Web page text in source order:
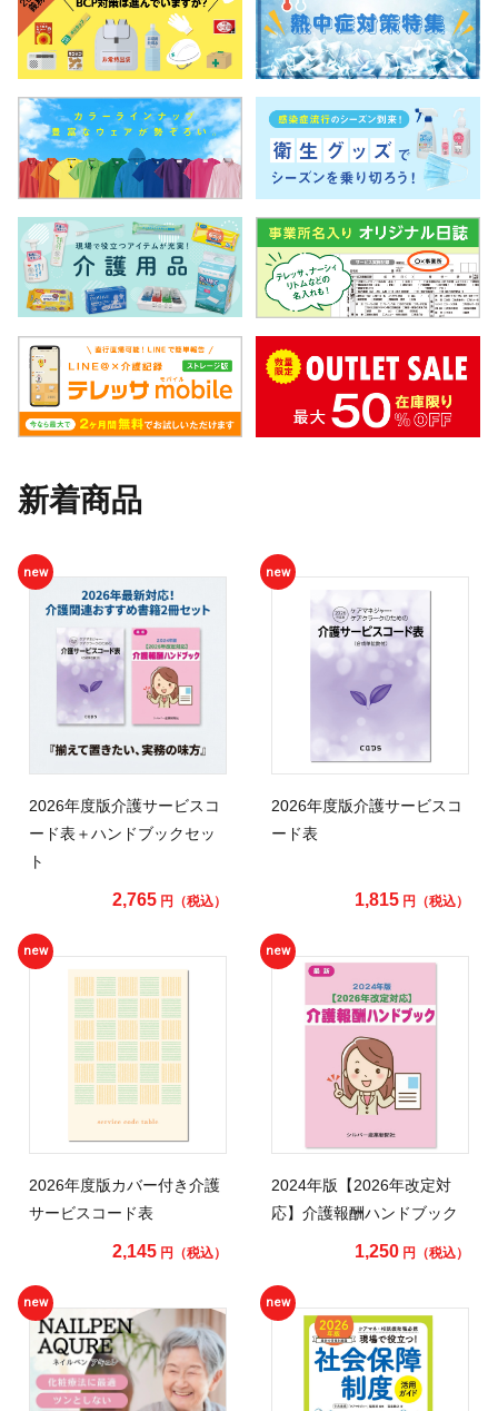
新着商品
new
2026年度版介護サービスコ
ード表＋ハンドブックセッ
ト
2,765円（税込）
new
2026年度版介護サービスコ
ード表
1,815 円（税込）
new
2026年度版カバー付き介護
サービスコード表
2,145円（税込）
new
2024年版【2026年改定対
応】介護報酬ハンドブック
1,250 円（税込）
new new